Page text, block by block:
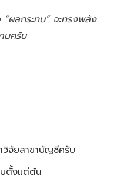
ผลกระทบ” จะทรงพลัง
มครับ
จัยสาขาบัญชีครับ
บตั้งแต่ต้น